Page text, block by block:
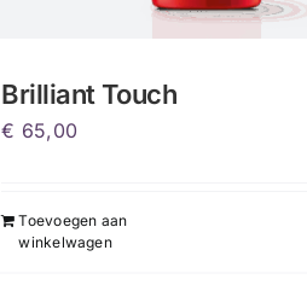
Brilliant Touch
€ 65,00
Toevoegen aan
winkelwagen